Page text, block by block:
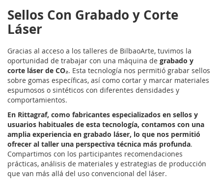
Sellos Con Grabado y Corte
Láser
Gracias al acceso a los talleres de BilbaoArte, tuvimos la
oportunidad de trabajar con una máquina de grabado y
corte láser de CO₂. Esta tecnología nos permitió grabar sellos
sobre gomas específicas, así como cortar y marcar materiales
espumosos o sintéticos con diferentes densidades y
comportamientos.
En Rittagraf, como fabricantes especializados en sellos y
usuarios habituales de esta tecnología, contamos con una
amplia experiencia en grabado láser, lo que nos permitió
ofrecer al taller una perspectiva técnica más profunda.
Compartimos con los participantes recomendaciones
prácticas, análisis de materiales y estrategias de producción
que van más allá del uso convencional del láser.